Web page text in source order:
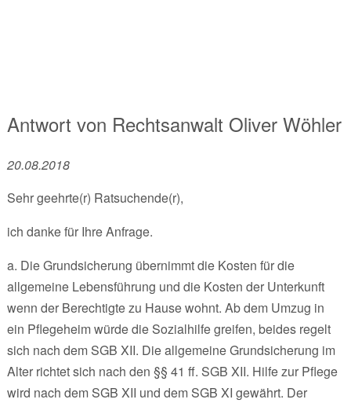
Antwort von Rechtsanwalt Oliver Wöhler
20.08.2018
Sehr geehrte(r) Ratsuchende(r),
ich danke für Ihre Anfrage.
a. Die Grundsicherung übernimmt die Kosten für die
allgemeine Lebensführung und die Kosten der Unterkunft
wenn der Berechtigte zu Hause wohnt. Ab dem Umzug in
ein Pflegeheim würde die Sozialhilfe greifen, beides regelt
sich nach dem SGB XII. Die allgemeine Grundsicherung im
Alter richtet sich nach den §§ 41 ff. SGB XII. Hilfe zur Pflege
wird nach dem SGB XII und dem SGB XI gewährt. Der